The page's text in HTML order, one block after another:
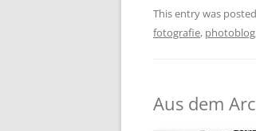
This entry was
fotografie, photoblog
Aus dem